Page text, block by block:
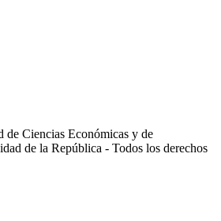
Ciencias Económicas y de
de la República - Todos los derechos